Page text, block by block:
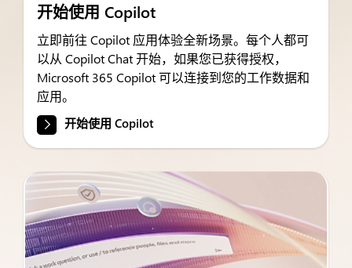
开始使用 Copilot
立即前往 Copilot 应用体验全新场景。每个人都可
以从 Copilot Chat 开始，如果您已获得授权，
Microsoft 365 Copilot 可以连接到您的工作数据和
应用。
开始使用 Copilot